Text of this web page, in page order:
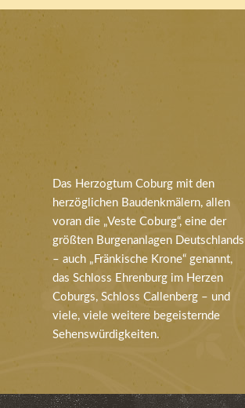
Das Herzogtum Coburg mit den
herzöglichen Baudenkmälern, allen
voran die „Veste Coburg“, eine der
größten Burgenanlagen Deutschlands
– auch „Fränkische Krone“ genannt,
das Schloss Ehrenburg im Herzen
Coburgs, Schloss Callenberg – und
viele, viele weitere begeisternde
Sehenswürdigkeiten.